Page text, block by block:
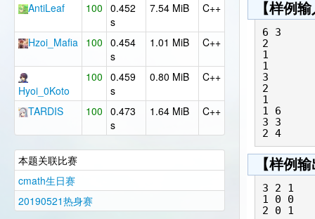
AntiLeaf 100 0.452
s
7.54 MiB C++
Hzoi_Mafia 100 0.454
s
1.01 MiB C++
Hyoi_0Koto
100 0.459
s
0.80 MiB C++
TARDIS 100 0.473
s
1.64 MiB C++
本题关联比赛
cmath生日赛
20190521热身赛
【样例
6 3
2
1
1
3
2
1
1 6
3 3
【样例
3 2 1
1 0 0